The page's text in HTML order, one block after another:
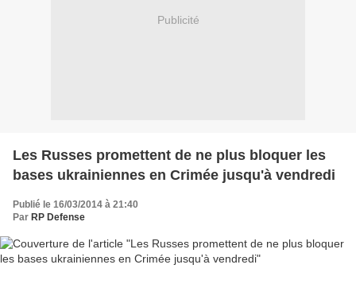
Publicité
Les Russes promettent de ne plus bloquer les
bases ukrainiennes en Crimée jusqu'à vendredi
Publié le 16/03/2014 à 21:40
Par RP Defense